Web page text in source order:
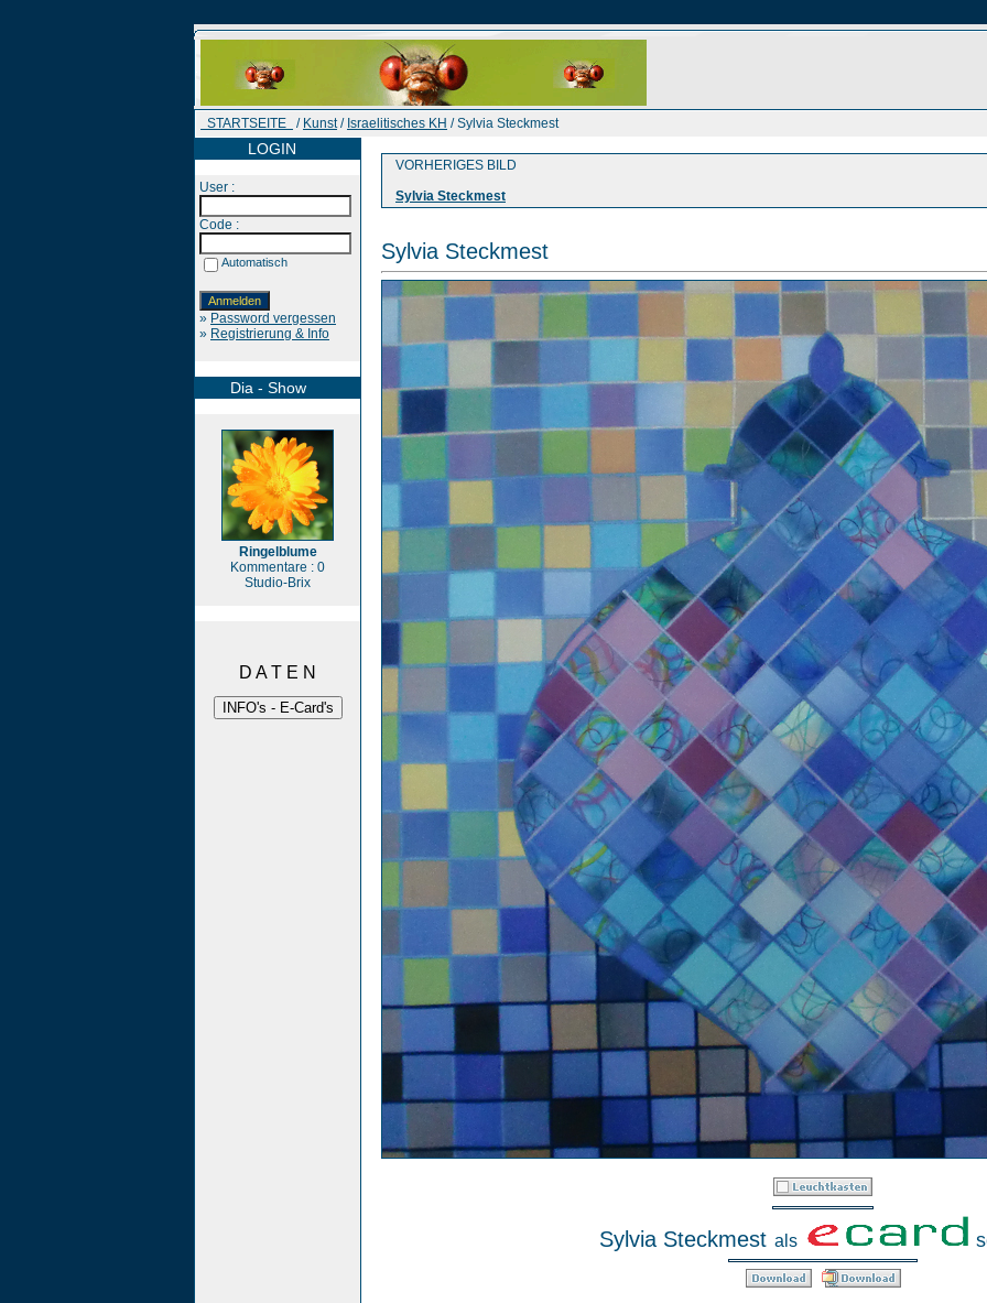
STARTSEITE / Kunst/ Israelitisches KH / Sylvia Steckmest
LOGIN
User :
Code :
Automatisch
» Password vergessen
» Registrierung & Info
Dia - Show
Ringelblume
Kommentare : 0
Studio-Brix
D A T E N
VORHERIGES BILD
Sylvia Steckmest
Sylvia Steckmest
Sylvia Steckmest als